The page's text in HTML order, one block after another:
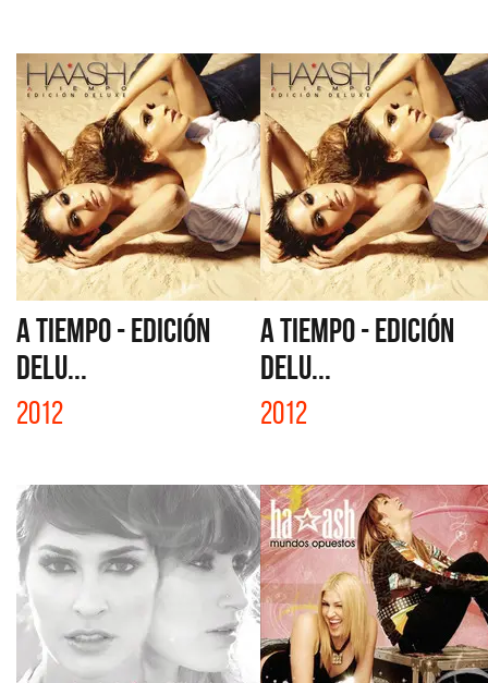
A TIEMPO - EDICIÓN
DELU...
2012
A TIEMPO - EDICIÓN
DELU...
2012